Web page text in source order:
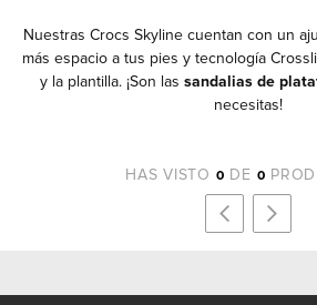
Nuestras Crocs Skyline cuentan con un
más espacio a tus pies y tecnología
y la plantilla. ¡Son las sandalias de
necesitas!
HAS VISTO 0 DE 0